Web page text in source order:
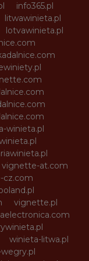
info365.pl
litwawinieta.pl
lotvawinieta.pl
winieta.pl
vignette-at.com
cz.com
vignette.pl
winieta-litwa.pl